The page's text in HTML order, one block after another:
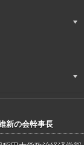
新の会幹事長